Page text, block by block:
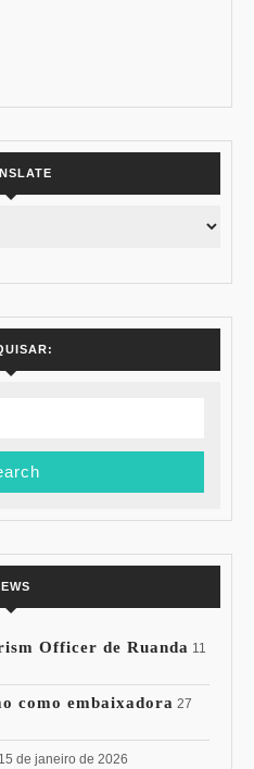
Officer de Ruanda 11
como embaixadora 27
15 de janeiro de 2026